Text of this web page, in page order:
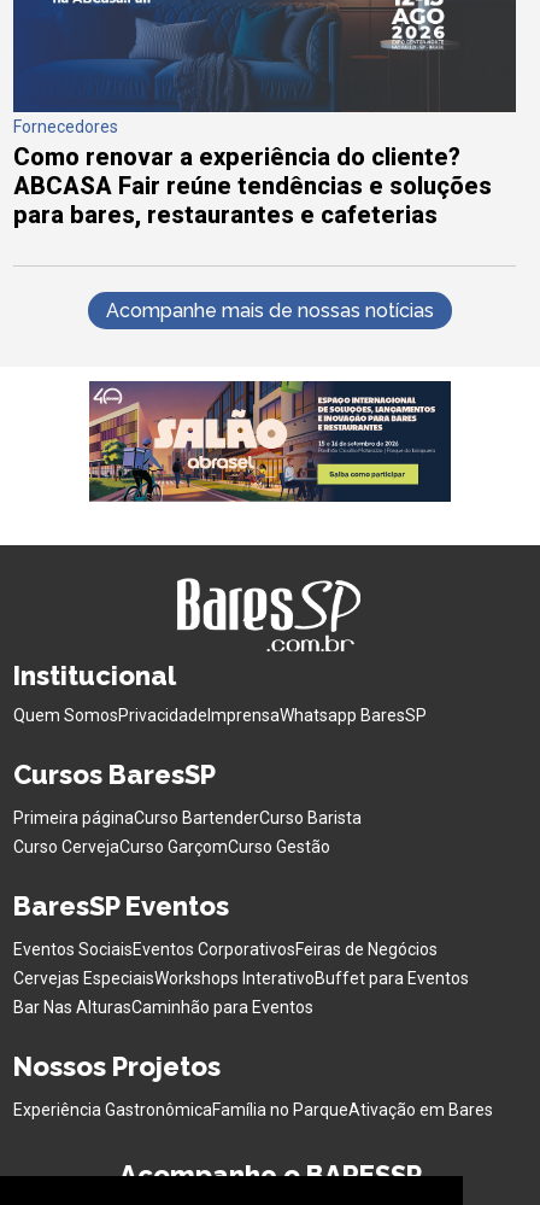
Fornecedores
Como renovar a experiência do cliente?
ABCASA Fair reúne tendências e soluções
para bares, restaurantes e cafeterias
Acompanhe mais de nossas notícias
Institucional
Quem SomosPrivacidade ImprensaWhatsapp BaresSP
Cursos BaresSP
Primeira páginaCurso BartenderCurso Barista
Curso CervejaCurso GarçomCurso Gestão
BaresSP Eventos
Eventos SociaisEventos CorporativosFeiras de Negócios
Cervejas EspeciaisWorkshops InterativoBuffet para Eventos
Bar Nas AlturasCaminhão para Eventos
Nossos Projetos
Experiência GastronômicaFamília no ParqueAtivação em Bares
Acompanhe o BARESSP